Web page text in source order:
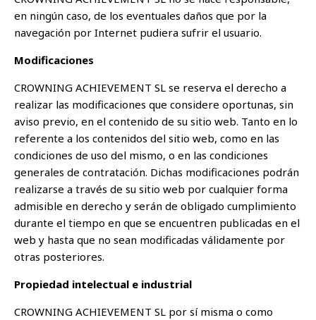
en ningún caso, de los eventuales daños que por la
navegación por Internet pudiera sufrir el usuario.
Modificaciones
CROWNING ACHIEVEMENT SL se reserva el derecho a
realizar las modificaciones que considere oportunas, sin
aviso previo, en el contenido de su sitio web. Tanto en lo
referente a los contenidos del sitio web, como en las
condiciones de uso del mismo, o en las condiciones
generales de contratación. Dichas modificaciones podrán
realizarse a través de su sitio web por cualquier forma
admisible en derecho y serán de obligado cumplimiento
durante el tiempo en que se encuentren publicadas en el
web y hasta que no sean modificadas válidamente por
otras posteriores.
Propiedad intelectual e industrial
CROWNING ACHIEVEMENT SL por sí misma o como